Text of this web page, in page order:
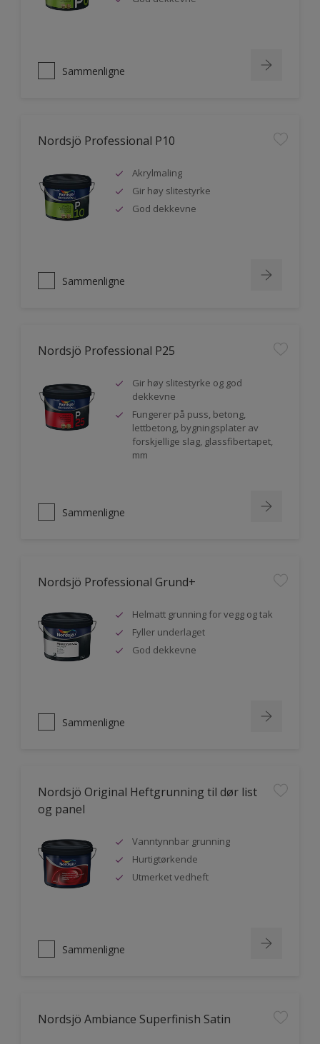
Sammenligne
Nordsjö Professional P10
Akrylmaling
Gir høy slitestyrke
God dekkevne
Sammenligne
Nordsjö Professional P25
Gir høy slitestyrke og god
dekkevne
Fungerer på puss, betong,
lettbetong, bygningsplater av
forskjellige slag, glassfibertapet,
mm
Sammenligne
Nordsjö Professional Grund+
Helmatt grunning for vegg og tak
Fyller underlaget
God dekkevne
Sammenligne
Nordsjö Original Heftgrunning til dør list
og panel
Vanntynnbar grunning
Hurtigtørkende
Utmerket vedheft
Sammenligne
Nordsjö Ambiance Superfinish Satin